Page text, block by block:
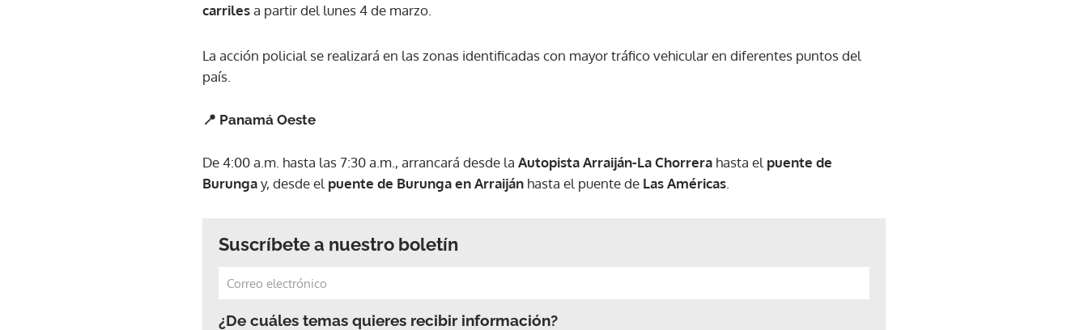
carrilesa partir del lunes 4 de marzo.
La acción policial se realizará en las zonas identificadas con mayor tráfico vehicular en diferentes puntos del
país.
📍 Panamá Oeste
De 4:00 a.m. hasta las 7:30 a.m., arrancará desde la Autopista Arraiján-La Chorrera hasta el puente de
Burungay, desde el puente de Burunga en Arraiján hasta el puente de Las Américas
Suscríbete a nuestro boletín
¿De cuáles temas quieres recibir información?